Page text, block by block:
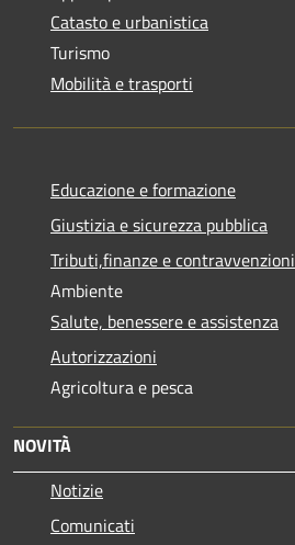
Catasto e urbanistica
Turismo
Mobilità e trasporti
Educazione e formazione
Giustizia e sicurezza pubblica
Tributi,finanze e contravvenzioni
Ambiente
Salute, benessere e assistenza
Autorizzazioni
Agricoltura e pesca
NOVITÀ
Notizie
Comunicati